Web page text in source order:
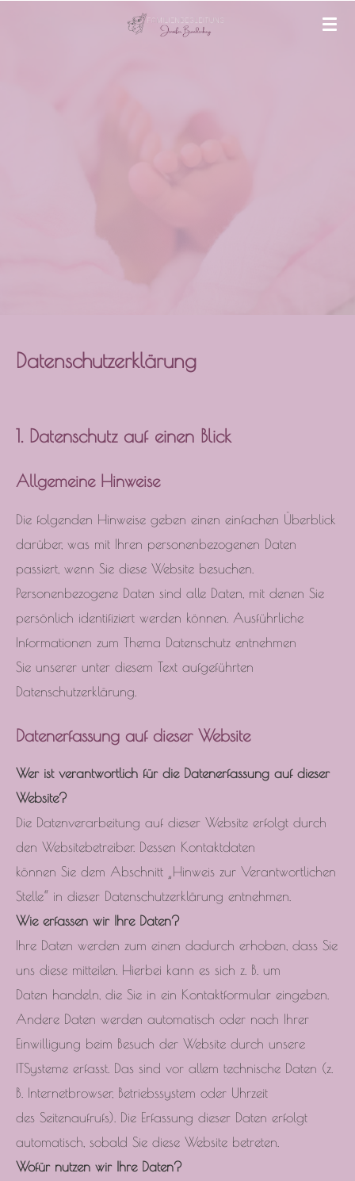
Datenschutzerklärung
1. Datenschutz auf einen Blick
Allgemeine Hinweise
Die folgenden Hinweise geben einen einfachen Überblick
darüber, was mit Ihren personenbezogenen Daten
passiert, wenn Sie diese Website besuchen.
Personenbezogene Daten sind alle Daten, mit denen Sie
persönlich identifiziert werden können. Ausführliche
Informationen zum Thema Datenschutz entnehmen
Sie unserer unter diesem Text aufgeführten
Datenschutzerklärung.
Datenerfassung auf dieser Website
Wer ist verantwortlich für die Datenerfassung auf dieser
Website?
Die Datenverarbeitung auf dieser Website erfolgt durch
den Websitebetreiber. Dessen Kontaktdaten
können Sie dem Abschnitt „Hinweis zur Verantwortlichen
Stelle“ in dieser Datenschutzerklärung entnehmen.
Wie erfassen wir Ihre Daten?
Ihre Daten werden zum einen dadurch erhoben, dass Sie
uns diese mitteilen. Hierbei kann es sich z. B. um
Daten handeln, die Sie in ein Kontaktformular eingeben.
Andere Daten werden automatisch oder nach Ihrer
Einwilligung beim Besuch der Website durch unsere
ITSysteme erfasst. Das sind vor allem technische Daten (z.
B. Internetbrowser, Betriebssystem oder Uhrzeit
des Seitenaufrufs). Die Erfassung dieser Daten erfolgt
automatisch, sobald Sie diese Website betreten.
Wofür nutzen wir Ihre Daten?